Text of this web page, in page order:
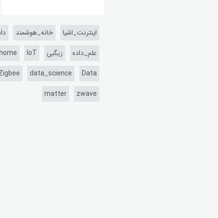
اینترنت_اشیا خانه_هوشمند
علم_داده
زیگبی IoT
Data
data_science
zwave
matter